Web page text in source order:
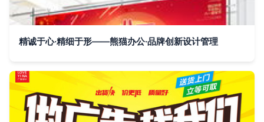
精诚于心·精细于形——熊猫办公·品牌创新设计管理